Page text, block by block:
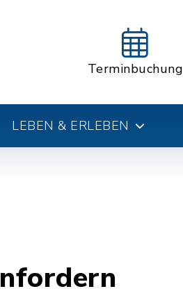
Terminbuchung
LEBEN & ERLEBEN